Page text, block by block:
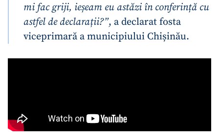
mi fac griji, ieșeam eu astăzi în conferință cu
astfel de declarații?”, a declarat fosta
viceprimară a municipiului Chișinău.